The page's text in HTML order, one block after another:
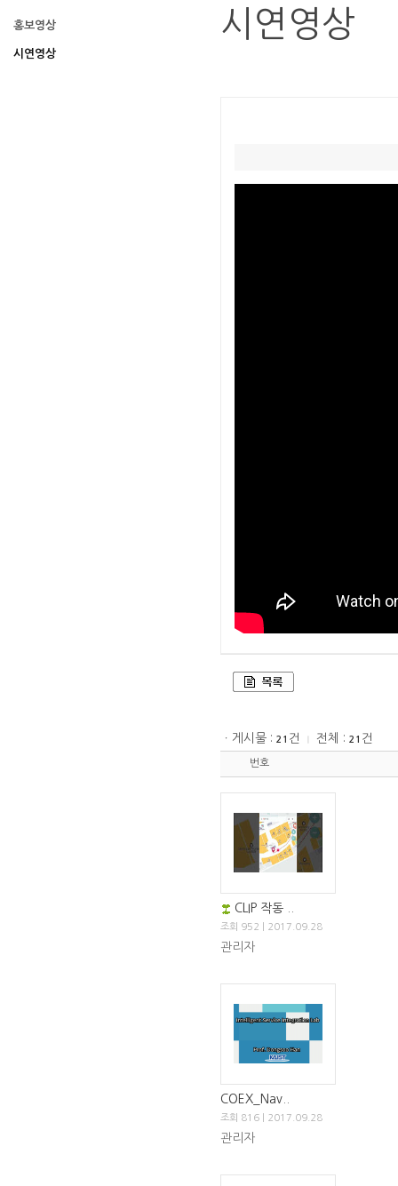
홍보영상
시연영상
시연영상
ㆍ게시물 : 21 건 전체 : 21 건
번호
CLIP 작동 ..
조회 952 | 2017.09.28
관리자
COEX_Nav..
조회 816 | 2017.09.28
관리자